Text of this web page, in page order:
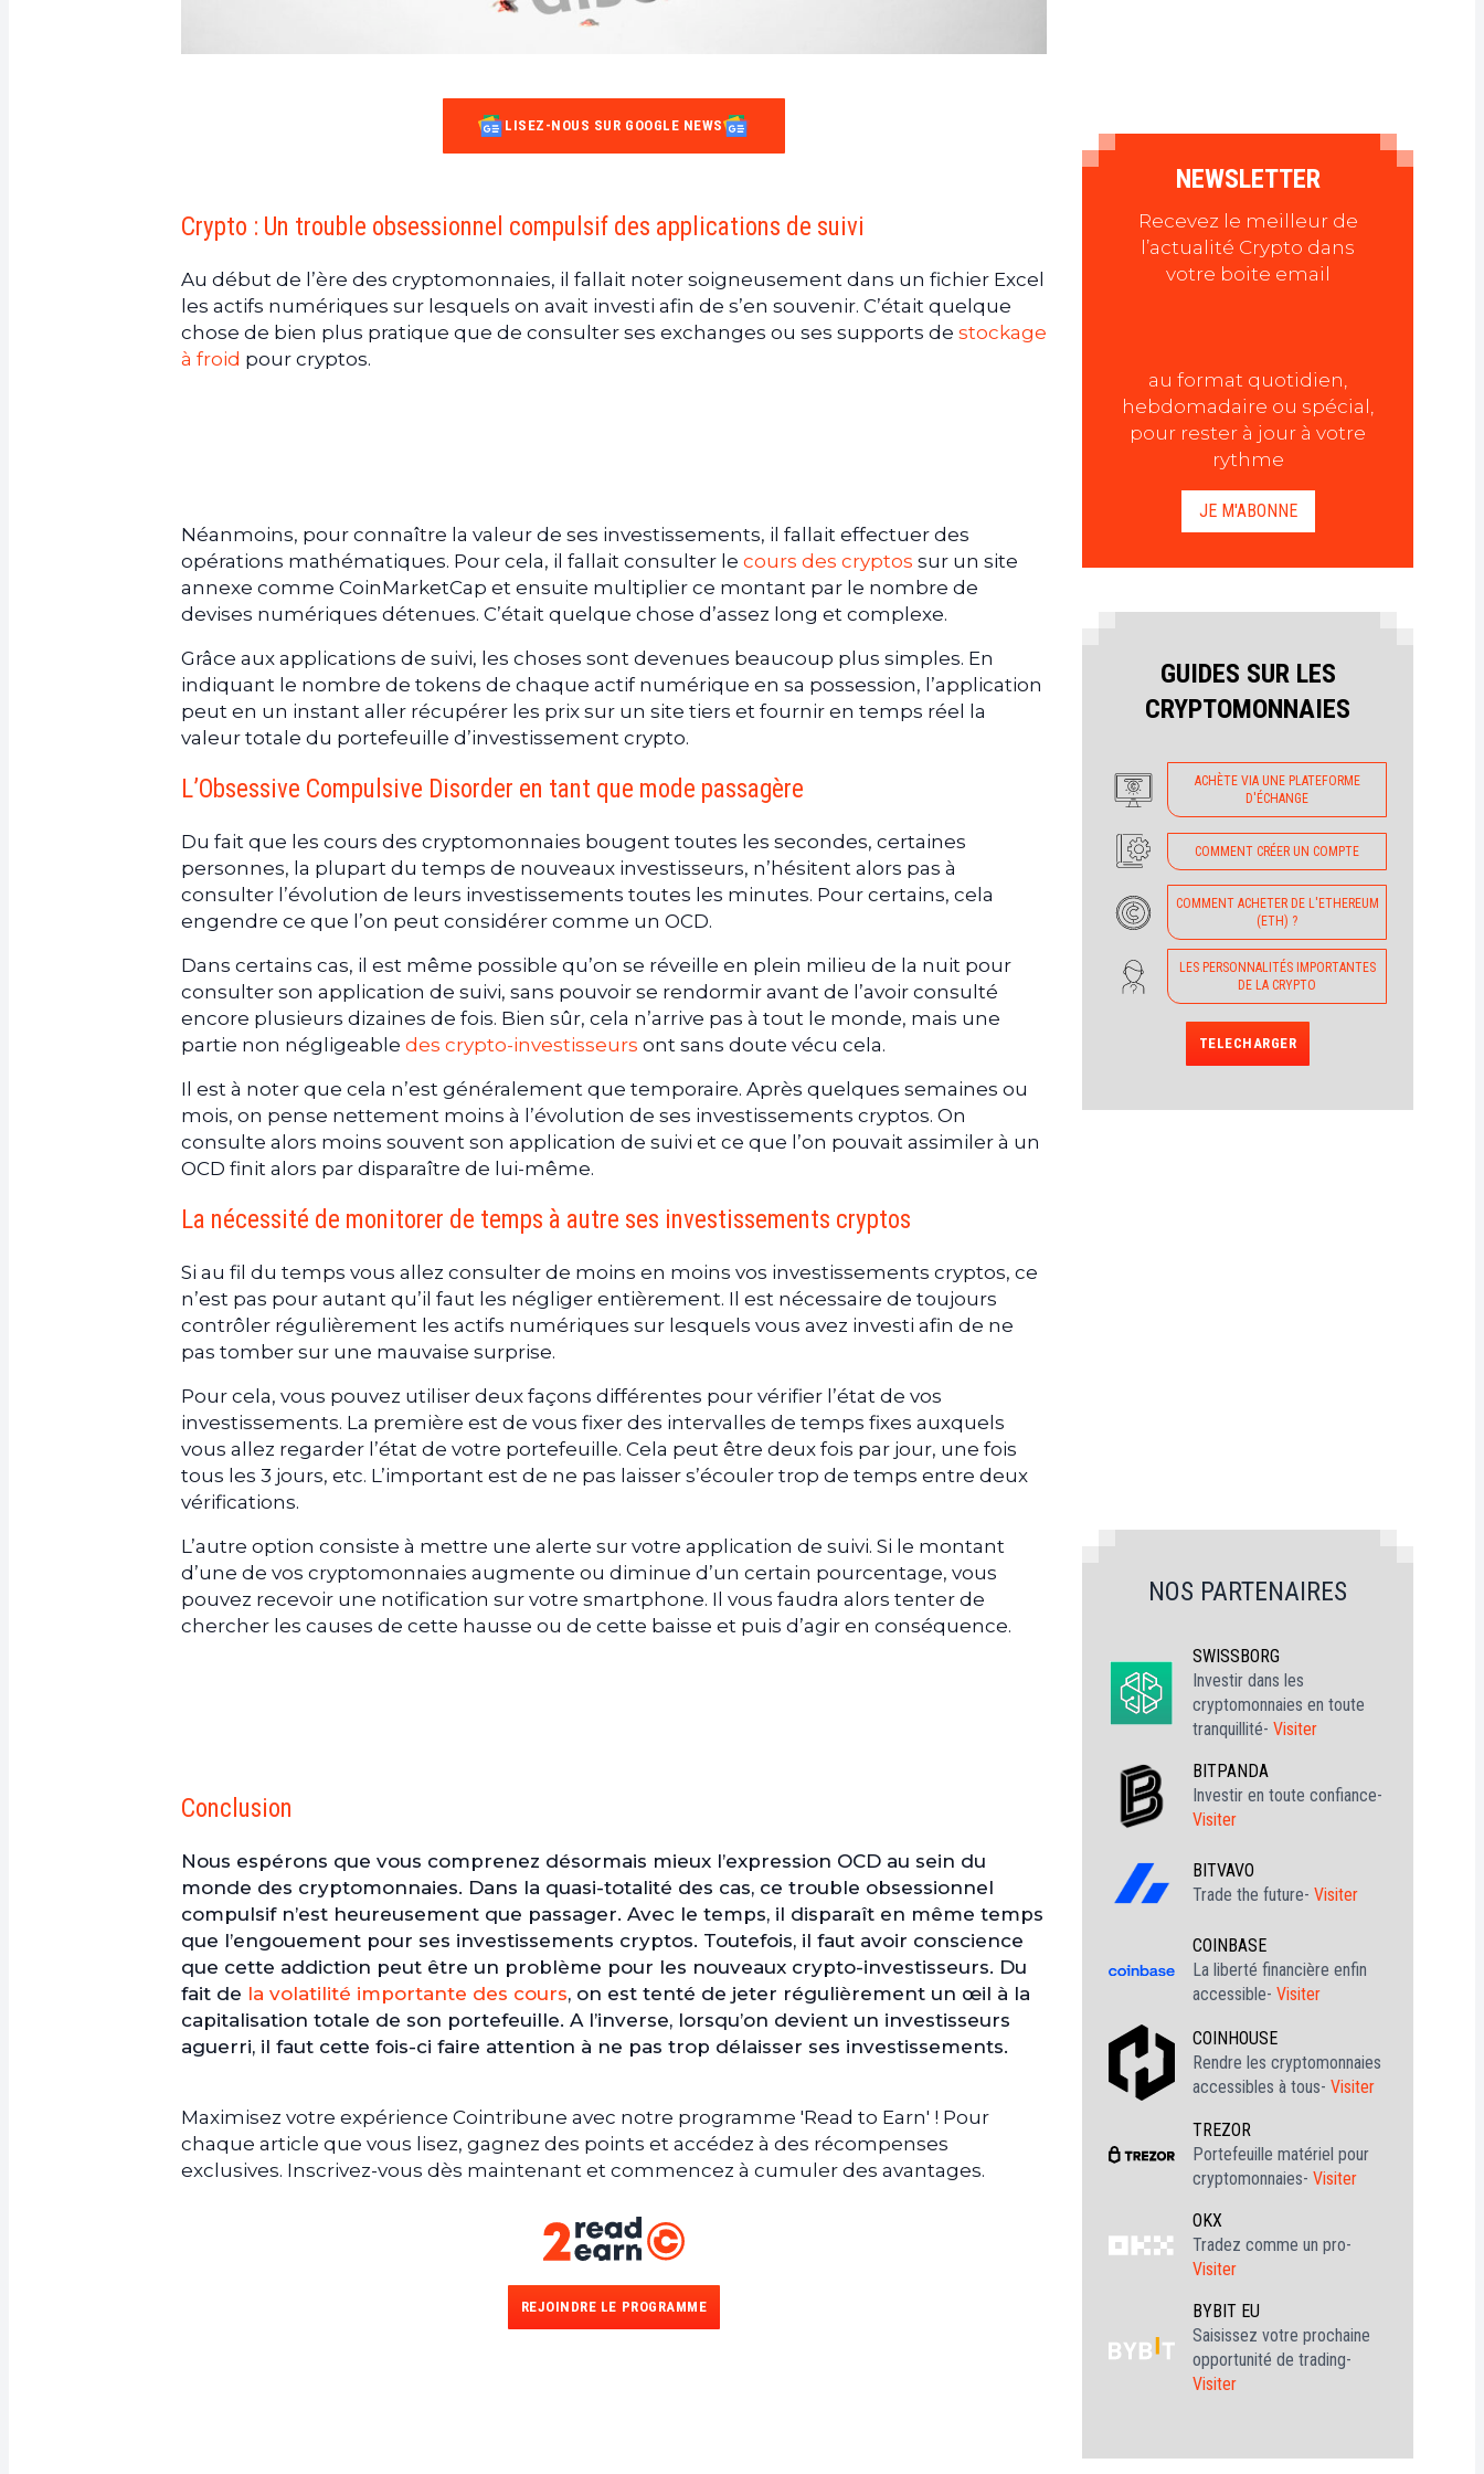
LISEZ-NOUS SUR GOOGLE NEWS
Crypto : Un trouble obsessionnel compulsif des applications de suivi
Au début de l’ère des cryptomonnaies, il fallait noter soigneusement dans un fichier Excel
les actifs numériques sur lesquels on avait investi afin de s’en souvenir. C’était quelque
chose de bien plus pratique que de consulter ses exchanges ou ses supports de stockage
à froid pour cryptos.
Néanmoins, pour connaître la valeur de ses investissements, il fallait effectuer des
opérations mathématiques. Pour cela, il fallait consulter le cours des cryptos sur un site
annexe comme CoinMarketCap et ensuite multiplier ce montant par le nombre de
devises numériques détenues. C’était quelque chose d’assez long et complexe.
Grâce aux applications de suivi, les choses sont devenues beaucoup plus simples. En
indiquant le nombre de tokens de chaque actif numérique en sa possession, l’application
peut en un instant aller récupérer les prix sur un site tiers et fournir en temps réel la
valeur totale du portefeuille d’investissement crypto.
L’Obsessive Compulsive Disorder en tant que mode passagère
Du fait que les cours des cryptomonnaies bougent toutes les secondes, certaines
personnes, la plupart du temps de nouveaux investisseurs, n’hésitent alors pas à
consulter l’évolution de leurs investissements toutes les minutes. Pour certains, cela
engendre ce que l’on peut considérer comme un OCD.
Dans certains cas, il est même possible qu’on se réveille en plein milieu de la nuit pour
consulter son application de suivi, sans pouvoir se rendormir avant de l’avoir consulté
encore plusieurs dizaines de fois. Bien sûr, cela n’arrive pas à tout le monde, mais une
partie non négligeable des crypto-investisseurs ont sans doute vécu cela.
Il est à noter que cela n’est généralement que temporaire. Après quelques semaines ou
mois, on pense nettement moins à l’évolution de ses investissements cryptos. On
consulte alors moins souvent son application de suivi et ce que l’on pouvait assimiler à un
OCD finit alors par disparaître de lui-même.
La nécessité de monitorer de temps à autre ses investissements cryptos
Si au fil du temps vous allez consulter de moins en moins vos investissements cryptos, ce
n’est pas pour autant qu’il faut les négliger entièrement. Il est nécessaire de toujours
contrôler régulièrement les actifs numériques sur lesquels vous avez investi afin de ne
pas tomber sur une mauvaise surprise.
Pour cela, vous pouvez utiliser deux façons différentes pour vérifier l’état de vos
investissements. La première est de vous fixer des intervalles de temps fixes auxquels
vous allez regarder l’état de votre portefeuille. Cela peut être deux fois par jour, une fois
tous les 3 jours, etc. L’important est de ne pas laisser s’écouler trop de temps entre deux
vérifications.
L’autre option consiste à mettre une alerte sur votre application de suivi. Si le montant
d’une de vos cryptomonnaies augmente ou diminue d’un certain pourcentage, vous
pouvez recevoir une notification sur votre smartphone. Il vous faudra alors tenter de
chercher les causes de cette hausse ou de cette baisse et puis d’agir en conséquence.
Conclusion
Nous espérons que vous comprenez désormais mieux l’expression OCD au sein du
monde des cryptomonnaies. Dans la quasi-totalité des cas, ce trouble obsessionnel
compulsif n’est heureusement que passager. Avec le temps, il disparaît en même temps
que l’engouement pour ses investissements cryptos. Toutefois, il faut avoir conscience
que cette addiction peut être un problème pour les nouveaux crypto-investisseurs. Du
fait de la volatilité importante des cours, on est tenté de jeter régulièrement un œil à la
capitalisation totale de son portefeuille. A l’inverse, lorsqu’on devient un investisseurs
aguerri, il faut cette fois-ci faire attention à ne pas trop délaisser ses investissements.
Maximisez votre expérience Cointribune avec notre programme 'Read to Earn' ! Pour
chaque article que vous lisez, gagnez des points et accédez à des récompenses
exclusives. Inscrivez-vous dès maintenant et commencez à cumuler des avantages.
REJOINDRE LE PROGRAMME
NEWSLETTER
Recevez le meilleur de
l’actualité Crypto dans
votre boite email
au format quotidien,
hebdomadaire ou spécial,
pour rester à jour à votre
rythme
JE M'ABONNE
GUIDES SUR LES
CRYPTOMONNAIES
ACHÈTE VIA UNE PLATEFORME
D'ÉCHANGE
COMMENT CRÉER UN COMPTE
COMMENT ACHETER DE L'ETHEREUM
(ETH) ?
LES PERSONNALITÉS IMPORTANTES
DE LA CRYPTO
TELECHARGER
NOS PARTENAIRES
SWISSBORG
Investir dans les
cryptomonnaies en toute
tranquillité- Visiter
BITPANDA
Investir en toute confiance-
Visiter
BITVAVO
Trade the future- Visiter
COINBASE
La liberté financière enfin
accessible- Visiter
COINHOUSE
Rendre les cryptomonnaies
accessibles à tous- Visiter
TREZOR
Portefeuille matériel pour
cryptomonnaies- Visiter
OKX
Tradez comme un pro-
Visiter
BYBIT EU
Saisissez votre prochaine
opportunité de trading-
Visiter